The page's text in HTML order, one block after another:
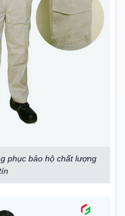
phục bảo hộ chất lượng